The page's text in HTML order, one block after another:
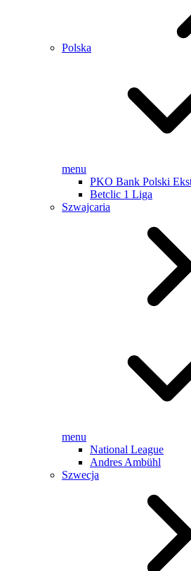
Polska
menu
PKO Bank Polski
Betclic 1 Liga
Szwajcaria
menu
National League
Andres Ambühl
Szwecja